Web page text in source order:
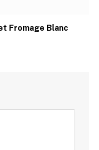
Fromage Blanc